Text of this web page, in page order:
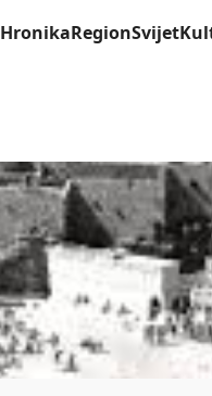
HronikaRegionSvijet